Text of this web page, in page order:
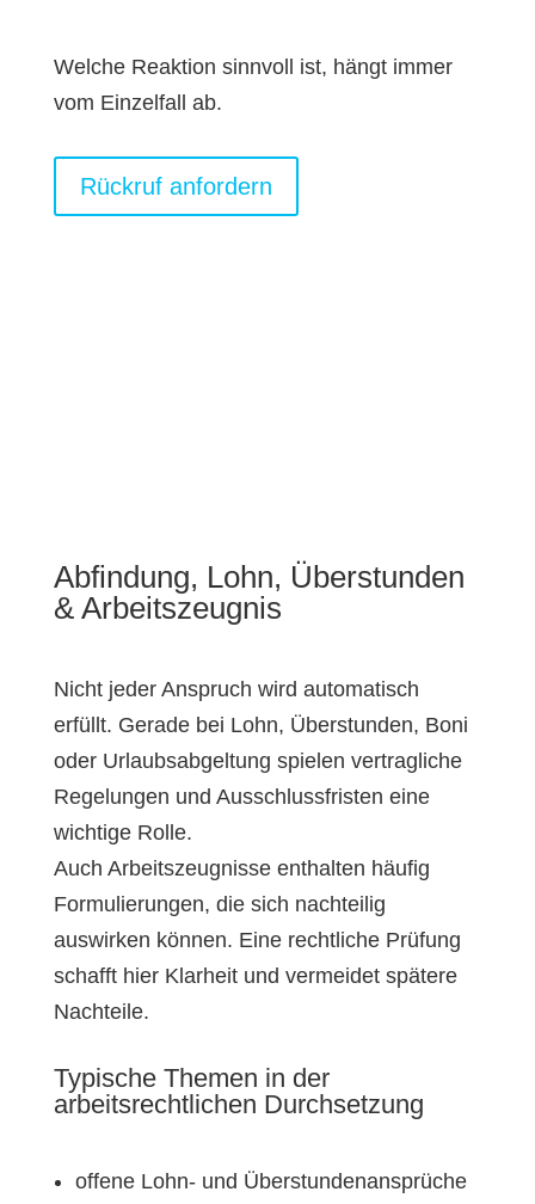
Welche Reaktion sinnvoll ist, hängt immer
vom Einzelfall ab.
Rückruf anfordern
Abfindung, Lohn, Überstunden
& Arbeitszeugnis
Nicht jeder Anspruch wird automatisch
erfüllt. Gerade bei Lohn, Überstunden, Boni
oder Urlaubsabgeltung spielen vertragliche
Regelungen und Ausschlussfristen eine
wichtige Rolle.
Auch Arbeitszeugnisse enthalten häufig
Formulierungen, die sich nachteilig
auswirken können. Eine rechtliche Prüfung
schafft hier Klarheit und vermeidet spätere
Nachteile.
Typische Themen in der
arbeitsrechtlichen Durchsetzung
offene Lohn- und Überstundenansprüche